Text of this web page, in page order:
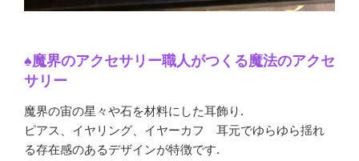
♠魔界のアクセサリー職人がつくる魔法のアクセ
サリー
魔界の宙の星々や石を材料にした耳飾り.
ピアス、イヤリング、イヤーカフ 耳元でゆらゆら揺れ
る存在感のあるデザインが特徴です.